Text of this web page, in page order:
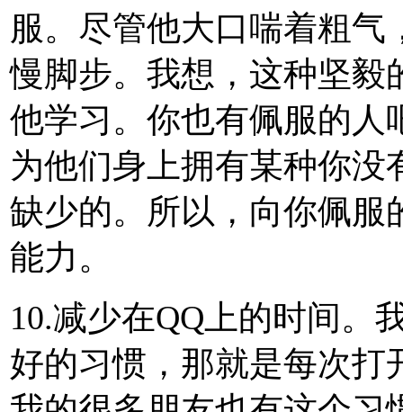
服。尽管他大口喘着粗
慢脚步。我想，这种坚毅
他学习。你也有佩服的人
为他们身上拥有某种你
缺少的。所以，向你佩服
能力。
10.减少在QQ上的时间。
好的习惯，那就是每次打